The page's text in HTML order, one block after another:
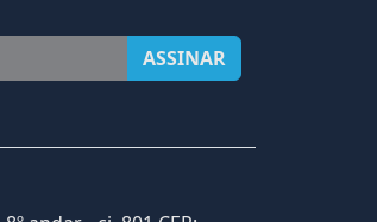
ASSINAR